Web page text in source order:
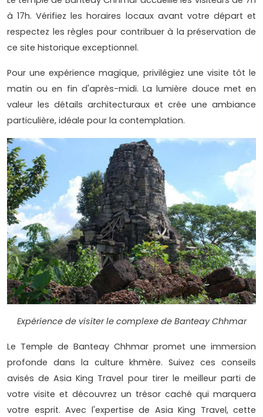
à 17h. Vérifiez les horaires locaux avant votre départ et
respectez les règles pour contribuer à la préservation de
ce site historique exceptionnel.
Pour une expérience magique, privilégiez une visite tôt le
matin ou en fin d'après-midi. La lumière douce met en
valeur les détails architecturaux et crée une ambiance
particulière, idéale pour la contemplation.
Expérience de visiter le complexe de Banteay Chhmar
Le Temple de Banteay Chhmar promet une immersion
profonde dans la culture khmère. Suivez ces conseils
avisés de Asia King Travel pour tirer le meilleur parti de
votre visite et découvrez un trésor caché qui marquera
votre esprit. Avec l'expertise de Asia King Travel, cette